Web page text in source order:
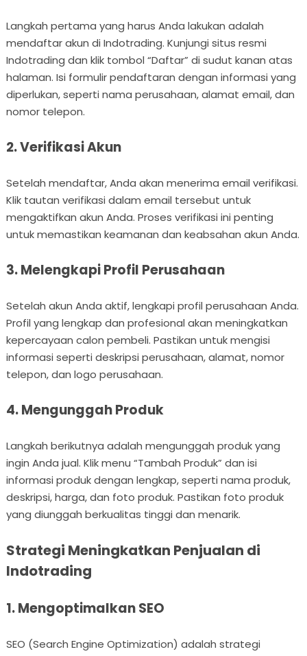
Langkah pertama yang harus Anda lakukan adalah
mendaftar akun di Indotrading. Kunjungi situs resmi
Indotrading dan klik tombol “Daftar” di sudut kanan atas
halaman. Isi formulir pendaftaran dengan informasi yang
diperlukan, seperti nama perusahaan, alamat email, dan
nomor telepon.
2. Verifikasi Akun
Setelah mendaftar, Anda akan menerima email verifikasi.
Klik tautan verifikasi dalam email tersebut untuk
mengaktifkan akun Anda. Proses verifikasi ini penting
untuk memastikan keamanan dan keabsahan akun Anda.
3. Melengkapi Profil Perusahaan
Setelah akun Anda aktif, lengkapi profil perusahaan Anda.
Profil yang lengkap dan profesional akan meningkatkan
kepercayaan calon pembeli. Pastikan untuk mengisi
informasi seperti deskripsi perusahaan, alamat, nomor
telepon, dan logo perusahaan.
4. Mengunggah Produk
Langkah berikutnya adalah mengunggah produk yang
ingin Anda jual. Klik menu “Tambah Produk” dan isi
informasi produk dengan lengkap, seperti nama produk,
deskripsi, harga, dan foto produk. Pastikan foto produk
yang diunggah berkualitas tinggi dan menarik.
Strategi Meningkatkan Penjualan di
Indotrading
1. Mengoptimalkan SEO
SEO (Search Engine Optimization) adalah strategi